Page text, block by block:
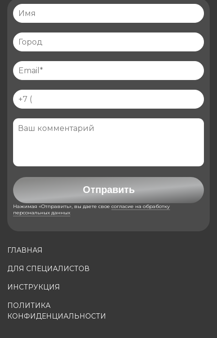
ГЛАВНАЯ
ДЛЯ СПЕЦИАЛИСТОВ
ИНСТРУКЦИЯ
ПОЛИТИКА
КОНФИДЕНЦИАЛЬНОСТИ
Отправить
Нажимая «Отправить», вы даете свое согласие на обработку
персональных данных